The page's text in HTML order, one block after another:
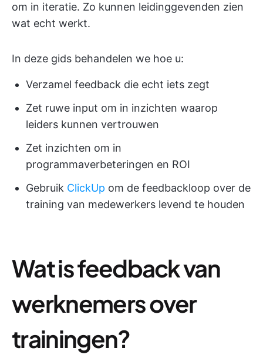
om in iteratie. Zo kunnen leidinggevenden zien
wat echt werkt.
In deze gids behandelen we hoe u:
Verzamel feedback die echt iets zegt
Zet ruwe input om in inzichten waarop
leiders kunnen vertrouwen
Zet inzichten om in
programmaverbeteringen en ROI
Gebruik ClickUp om de feedbackloop over de
training van medewerkers levend te houden
Wat is feedback van
werknemers over
trainingen?